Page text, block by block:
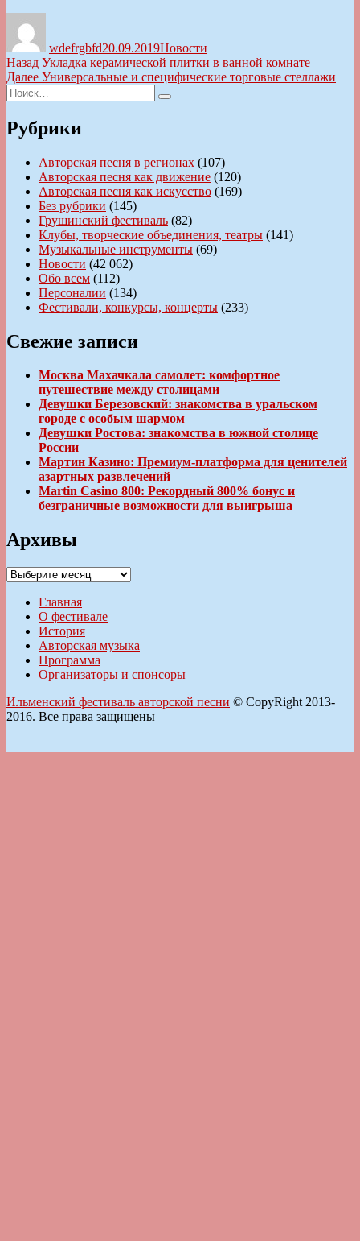
wdefrgbfd20.09.2019Новости
Навигация
по
записям
Назад Предыдущая
запись:
Укладка керамической плитки в ванной комнате
Далее Следующая
Универсальные и специфические торговые стеллажи
Искать:
Поиск
Рубрики
Авторская песня в регионах (107)
Авторская песня как движение (120)
Авторская песня как искусство (169)
Без рубрики (145)
Грушинский фестиваль (82)
Клубы, творческие объединения, театры (141)
Музыкальные инструменты (69)
Новости (42 062)
Обо всем (112)
Персоналии (134)
Фестивали, конкурсы, концерты (233)
Свежие записи
Москва Махачкала самолет: комфортное
путешествие между столицами
Девушки Березовский: знакомства в уральском
городе с особым шармом
Девушки Ростова: знакомства в южной столице
России
Мартин Казино: Премиум-платформа для ценителей
азартных развлечений
Martin Casino 800: Рекордный 800% бонус и
безграничные возможности для выигрыша
Архивы
Архивы
Главная
О фестивале
История
Авторская музыка
Программа
Организаторы и спонсоры
Ильменский фестиваль авторской песни © CopyRight 2013-
2016. Все права защищены